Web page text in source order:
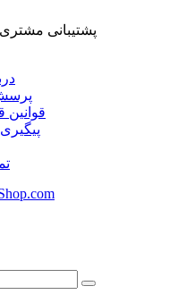
پشتیبانی مشتری
قوانین